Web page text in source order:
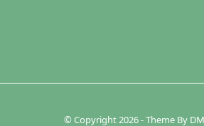
© Copyright2026- Theme By